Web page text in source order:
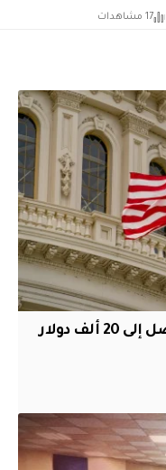
17 مشاهدات
أميركا تقر سندات تأشيرات تصل إلى 20 ألف دولار